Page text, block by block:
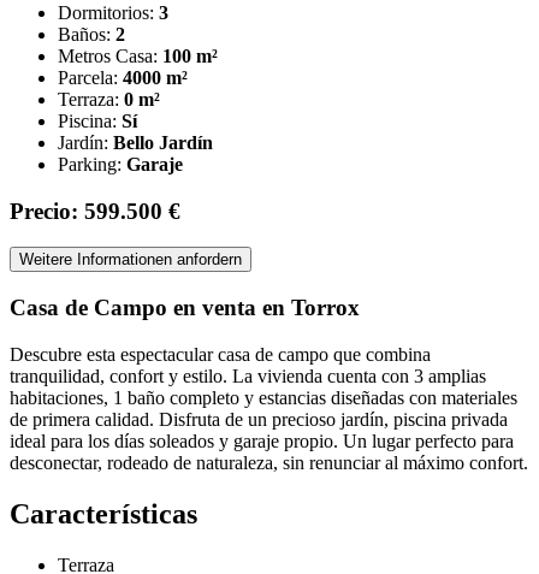
Dormitorios: 3
Baños: 2
Metros Casa: 100 m²
Parcela: 4000 m²
Terraza: 0 m²
Piscina: Sí
Jardín: Bello Jardín
Parking: Garaje
Precio: 599.500 €
Weitere Informationen anfordern
Casa de Campo en venta en Torrox
Descubre esta espectacular casa de campo que combina
tranquilidad, confort y estilo. La vivienda cuenta con 3 amplias
habitaciones, 1 baño completo y estancias diseñadas con materiales
de primera calidad. Disfruta de un precioso jardín, piscina privada
ideal para los días soleados y garaje propio. Un lugar perfecto para
desconectar, rodeado de naturaleza, sin renunciar al máximo confort.
Características
Terraza